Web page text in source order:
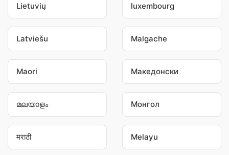
Lietuvių luxembourg
Latviešu Malgache
Maori Македонски
മലയാളം Монгол
मराठी Melayu